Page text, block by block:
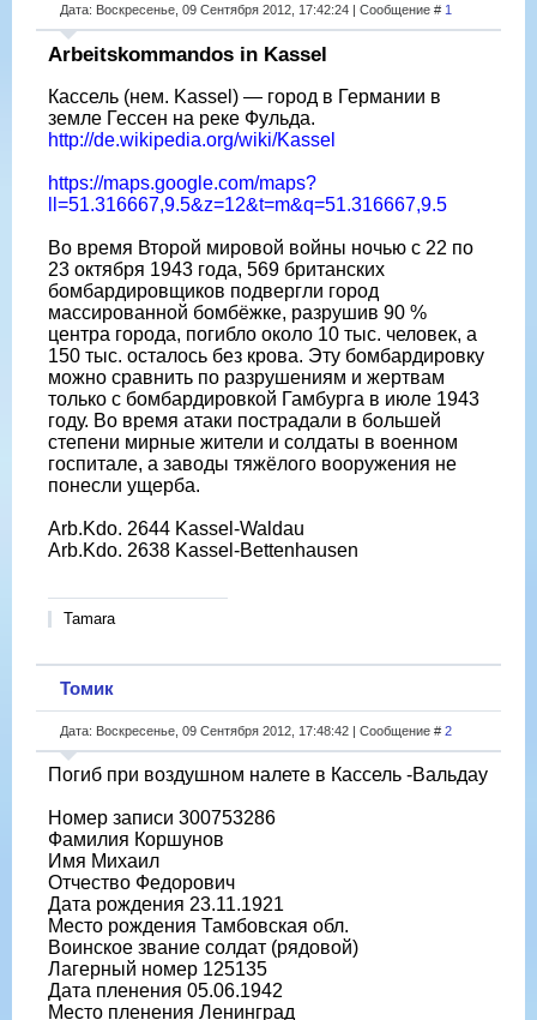
Дата: Воскресенье, 09 Сентября 2012, 17:42:24 | Сообщение # 1
Arbeitskommandos in Kassel
Кассель (нем. Kassel) — город в Германии в
земле Гессен на реке Фульда.
http://de.wikipedia.org/wiki/Kassel
https://maps.google.com/maps?
ll=51.316667,9.5&z=12&t=m&q=51.316667,9.5
Во время Второй мировой войны ночью с 22 по
23 октября 1943 года, 569 британских
бомбардировщиков подвергли город
массированной бомбёжке, разрушив 90 %
центра города, погибло около 10 тыс. человек, а
150 тыс. осталось без крова. Эту бомбардировку
можно сравнить по разрушениям и жертвам
только с бомбардировкой Гамбурга в июле 1943
году. Во время атаки пострадали в большей
степени мирные жители и солдаты в военном
госпитале, а заводы тяжёлого вооружения не
понесли ущерба.
Arb.Kdo. 2644 Kassel-Waldau
Arb.Kdo. 2638 Kassel-Bettenhausen
Tamara
Томик
Дата: Воскресенье, 09 Сентября 2012, 17:48:42 | Сообщение # 2
Погиб при воздушном налете в Кассель -Вальдау
Номер записи 300753286
Фамилия Коршунов
Имя Михаил
Отчество Федорович
Дата рождения 23.11.1921
Место рождения Тамбовская обл.
Воинское звание солдат (рядовой)
Лагерный номер 125135
Дата пленения 05.06.1942
Место пленения Ленинград